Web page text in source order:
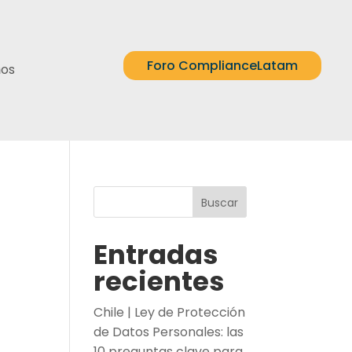
Foro ComplianceLatam
Buscar
Entradas
recientes
Chile | Ley de Protección
de Datos Personales: las